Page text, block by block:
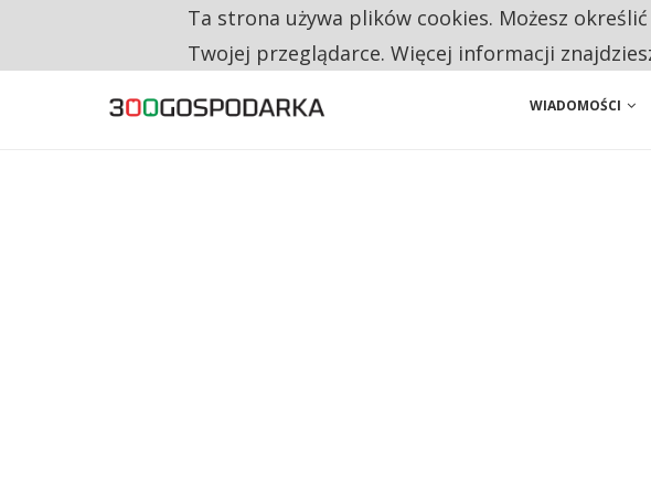
RESTRYKCJE CHIN UDERZAJĄ W EUROPEJSKI PRZEMYSŁ. NA LIŚCIE
WIADOMOŚCI
Ta strona używa plików cookies. Możesz
Twojej przeglądarce. Więcej informacji